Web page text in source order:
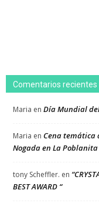
Comentarios recientes
Maria en Día Mundial
Maria en Cena temática
Nogada en La Poblanita
tony Scheffler. en
BEST AWARD “